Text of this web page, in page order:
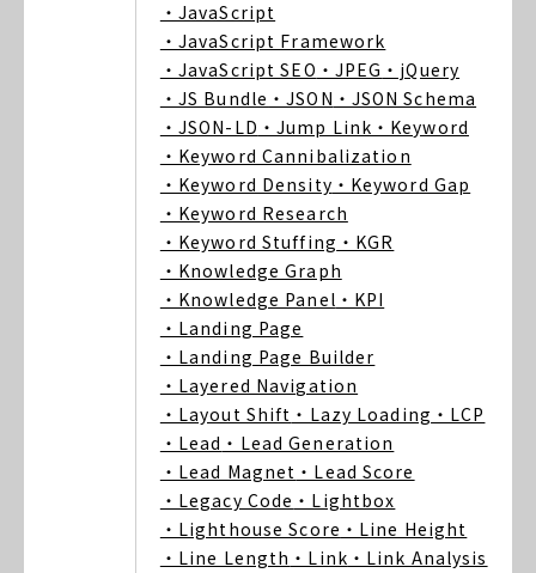
・JavaScript
・JavaScript Framework
・JavaScript SEO ・JPEG ・jQuery
・JS Bundle ・JSON ・JSON Schema
・JSON-LD ・Jump Link ・Keyword
・Keyword Cannibalization
・Keyword Density ・Keyword Gap
・Keyword Research
・Keyword Stuffing ・KGR
・Knowledge Graph
・Knowledge Panel ・KPI
・Landing Page
・Landing Page Builder
・Layered Navigation
・Layout Shift ・Lazy Loading ・LCP
・Lead ・Lead Generation
・Lead Magnet ・Lead Score
・Legacy Code ・Lightbox
・Lighthouse Score ・Line Height
・Line Length ・Link ・Link Analysis